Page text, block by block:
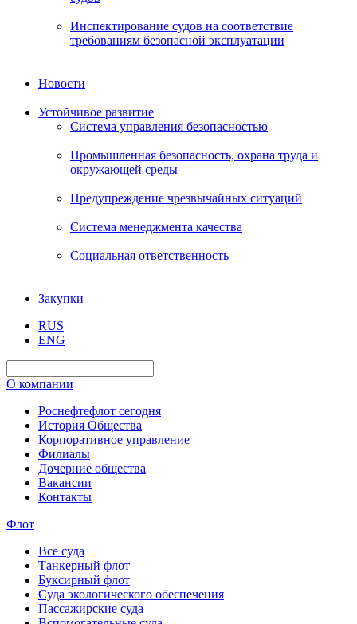
Инспектирование судов на соответствие
требованиям безопасной эксплуатации
Новости
Устойчивое развитие
Система управления безопасностью
Промышленная безопасность, охрана труда и
окружающей среды
Предупреждение чрезвычайных ситуаций
Система менеджмента качества
Социальная ответственность
Закупки
RUS
ENG
О компании
Роснефтефлот сегодня
История Общества
Корпоративное управление
Филиалы
Дочерние общества
Вакансии
Контакты
Флот
Все суда
Танкерный флот
Буксирный флот
Суда экологического обеспечения
Пассажирские суда